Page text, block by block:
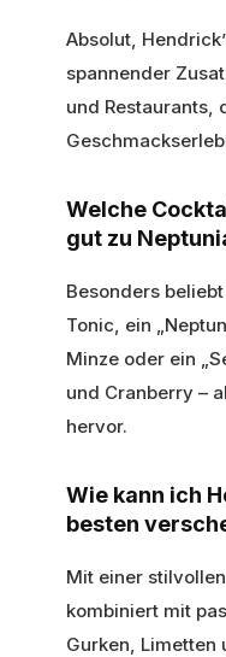
Absolut,
spannender
und Restaurants,
Welche
gut zu
Besonders
Tonic, ein
Minze oder ein
und Cranberry –
hervor.
Wie kann ich
besten
Mit einer
kombiniert mit
Gurken, Limetten